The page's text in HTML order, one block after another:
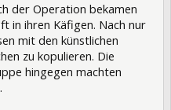
der Operation bekamen
in ihren Käfigen. Nach nur
mit den künstlichen
zu kopulieren. Die
hingegen machten